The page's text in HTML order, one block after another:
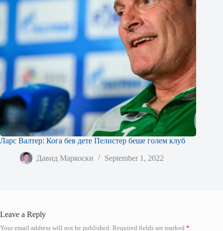
Ларс Валтер: Кога бев дете Пелистер беше голем клуб
Давид Маркоски September 1, 2022
Leave a Reply
Your email address will not be published. Required fields are marked *